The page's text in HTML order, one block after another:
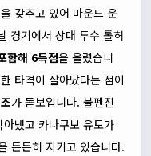
을 갖추고 있어 마운드 운
경기에서 상대 투수 톨허
함해 6득점을 올렸습니
타격이 살아났다는 점이
가 돋보입니다. 불펜진
냈고 카나쿠보 유토가
든든히 지키고 있습니다.